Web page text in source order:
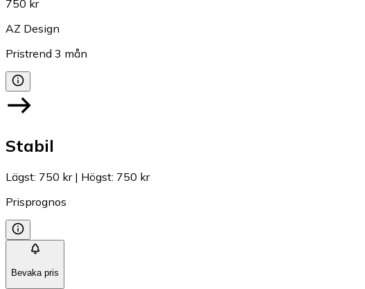
750 kr
AZ Design
Pristrend 3 mån
Stabil
Lägst: 750 kr| Högst: 750 kr
Prisprognos
Bevaka pris